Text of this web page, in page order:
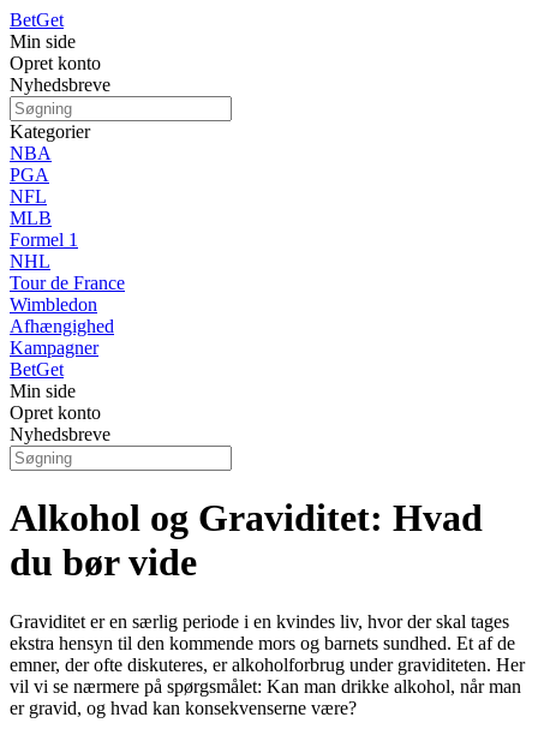
BetGet
Min side
Opret konto
Nyhedsbreve
Kategorier
NBA
PGA
NFL
MLB
Formel 1
NHL
Tour de France
Wimbledon
Afhængighed
Kampagner
BetGet
Min side
Opret konto
Nyhedsbreve
Alkohol og Graviditet: Hvad
du bør vide
Graviditet er en særlig periode i en kvindes liv, hvor der skal tages
ekstra hensyn til den kommende mors og barnets sundhed. Et af de
emner, der ofte diskuteres, er alkoholforbrug under graviditeten. Her
vil vi se nærmere på spørgsmålet: Kan man drikke alkohol, når man
er gravid, og hvad kan konsekvenserne være?